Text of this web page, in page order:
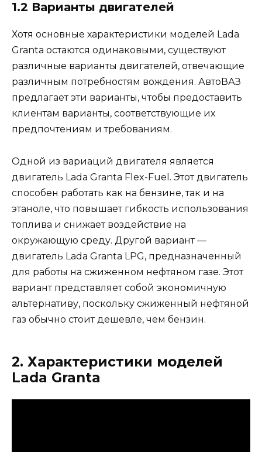
1.2 Варианты двигателей
Хотя основные характеристики моделей Lada
Granta остаются одинаковыми, существуют
различные варианты двигателей, отвечающие
различным потребностям вождения. АвтоВАЗ
предлагает эти варианты, чтобы предоставить
клиентам варианты, соответствующие их
предпочтениям и требованиям.
Одной из вариаций двигателя является
двигатель Lada Granta Flex-Fuel. Этот двигатель
способен работать как на бензине, так и на
этаноле, что повышает гибкость использования
топлива и снижает воздействие на
окружающую среду. Другой вариант —
двигатель Lada Granta LPG, предназначенный
для работы на сжиженном нефтяном газе. Этот
вариант представляет собой экономичную
альтернативу, поскольку сжиженный нефтяной
газ обычно стоит дешевле, чем бензин.
2. Характеристики моделей
Lada Granta